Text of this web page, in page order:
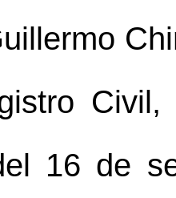
16 de